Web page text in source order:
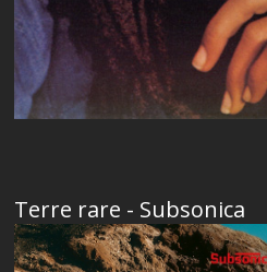
Terre rare - Subsonica